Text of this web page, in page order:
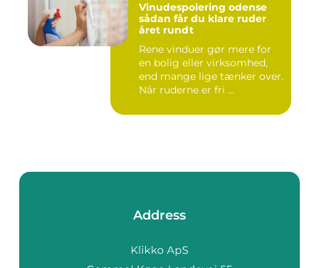
Vinudespolering odense
sådan får du klare ruder
året rundt
Rene vinduer gør mere for
en bolig eller virksomhed,
end mange lige tænker over.
Når ruderne er fri ...
Address